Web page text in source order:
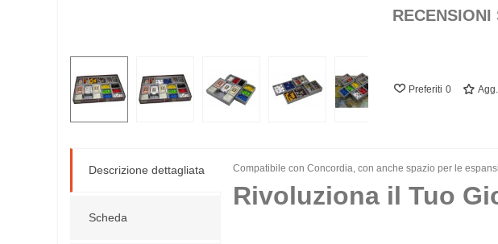
RECENSIONI
Preferiti 0
Descrizione dettagliata
Scheda
Compatibile con Concordia, con anche spazio per le
Rivoluziona il Tuo